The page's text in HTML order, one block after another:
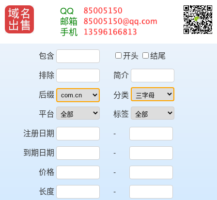
QQ
邮箱
手机
包含 开头
结尾
排除
简介
后缀
平台
分类
标签
注册日期
-
到期日期
-
价格
-
长度
-